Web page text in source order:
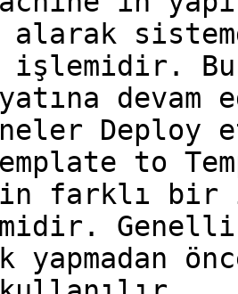
alarak
işlemidir. Bu
Deploy
to
farklı bir
yapmadan